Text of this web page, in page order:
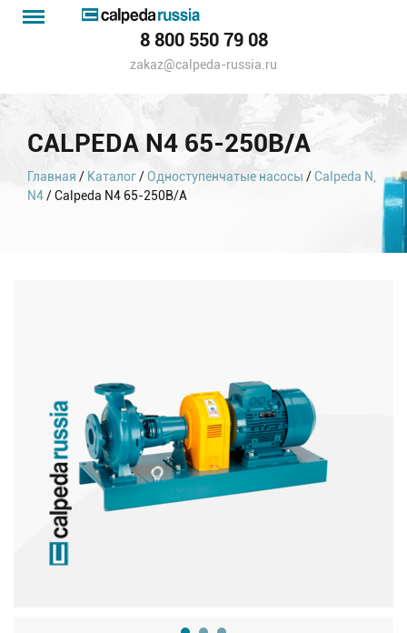
насосов
Menu
8 800 550 79 08
zakaz@calpeda-russia.ru
CALPEDA N4 65-250B/A
Главная / Каталог/Одноступенчатые насосы /Calpeda N,
N4/ Calpeda N4 65-250B/A